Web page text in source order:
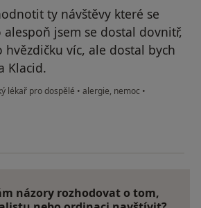
ty návštěvy které se
jsem se dostal dovnitř,
hvězdičku víc, ale dostal bych
Klacid.
lékař pro dospělé • alergie, nemoc •
účet byl odstraněn
názory rozhodovat o tom,